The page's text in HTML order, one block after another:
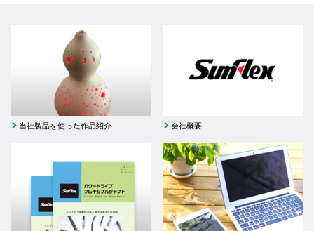
当社製品を使った作品紹介 会社概要